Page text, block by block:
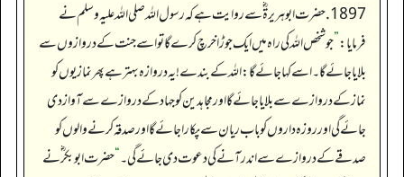
1897. حضرت ابوہریرۃ ؓ سے روایت ہے کہ رسول اللہ صلی اللہ علیہ وسلم نے
فرمایا:”جو شخص اللہ کی راہ میں ایک جوڑا خرچ کرے گا تو اسے جنت کے دروازوں سے
بلایا جائے گا۔ اسے کہا جائے گا: اللہ کے بندے!یہ دروازہ بہتر ہے پھر نمازیوں کو
نماز کے دروازے سے بلایا جائے گا اور مجاہدین کو جہاد کے دروازے سے آواز دی
جائے گی اور روزہ داروں کو باب ریان سے پکارا جائے گا اور صدقہ کرنے والوں کو
صدقے کے دروازے سے اندر آنے کی دعوت دی جائے گی۔“حضرت ابو بکر ؓ نے